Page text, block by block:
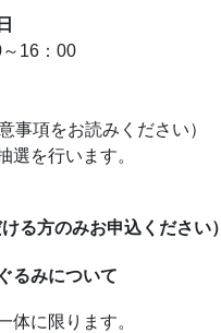
16：00
事項をお読みください）
を行います。
る方のみお申込ください）
るみについて
体に限ります。